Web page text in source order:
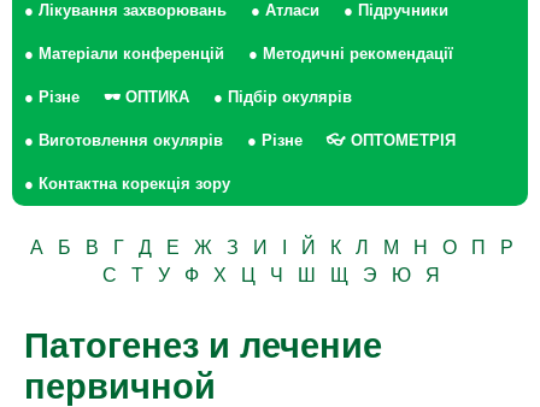
● Лікування захворювань ● Атласи ● Підручники
● Матеріали конференцій ● Методичні рекомендації
● Різне 🕶 ОПТИКА ● Підбір окулярів
● Виготовлення окулярів ● Різне 👓 ОПТОМЕТРІЯ
● Контактна корекція зору
А Б В Г Д Е Ж З И Й К Л М Н О П
Р
С
Т У Ф Х Ц Ч Ш Щ Э Ю Я
Патогенез и лечение
первичной